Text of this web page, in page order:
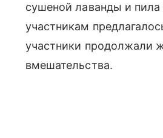
сушеной лаванды и
участникам
участники продолжали
вмешательства.